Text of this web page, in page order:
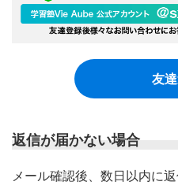
友
返信が届かない場合
メール確認後、数日以内に